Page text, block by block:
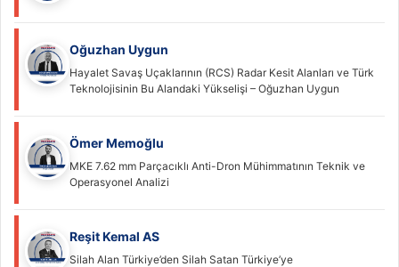
Oğuzhan Uygun
Hayalet Savaş Uçaklarının (RCS) Radar Kesit Alanları ve Türk
Teknolojisinin Bu Alandaki Yükselişi – Oğuzhan Uygun
Ömer Memoğlu
MKE 7.62 mm Parçacıklı Anti-Dron Mühimmatının Teknik ve
Operasyonel Analizi
Reşit Kemal AS
Silah Alan Türkiye’den Silah Satan Türkiye’ye